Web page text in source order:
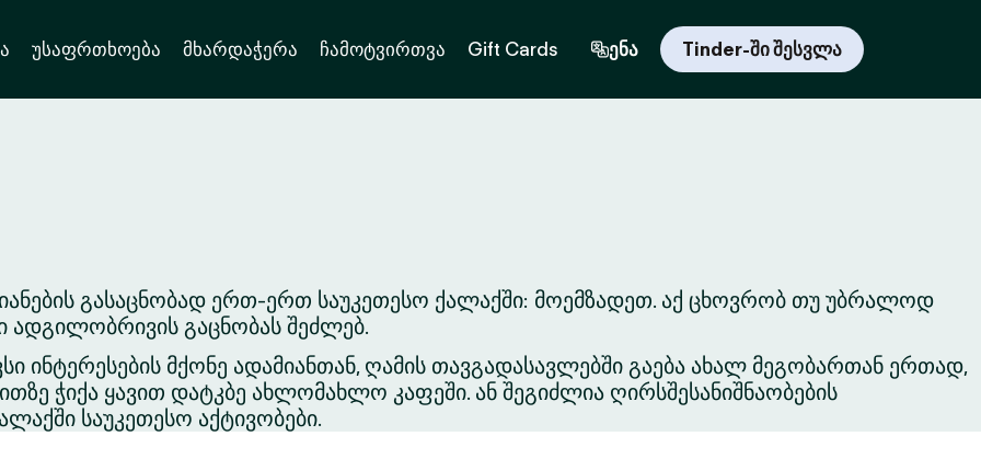
უსაფრთხოება მხარდაჭერა ჩამოტვირთვა Gift Cards ენა Tinder-ში შესვლა
გასაცნობად ერთ-ერთ საუკეთესო ქალაქში: მოემზადეთ. აქ ცხოვრობ თუ უბრალოდ
ადგილობრივის გაცნობას შეძლებ.
ინტერესების მქონე ადამიანთან, ღამის თავგადასავლებში გაება ახალ მეგობართან ერთად,
ჭიქა ყავით დატკბე ახლომახლო კაფეში. ან შეგიძლია ღირსშესანიშნაობების
საუკეთესო აქტივობები.